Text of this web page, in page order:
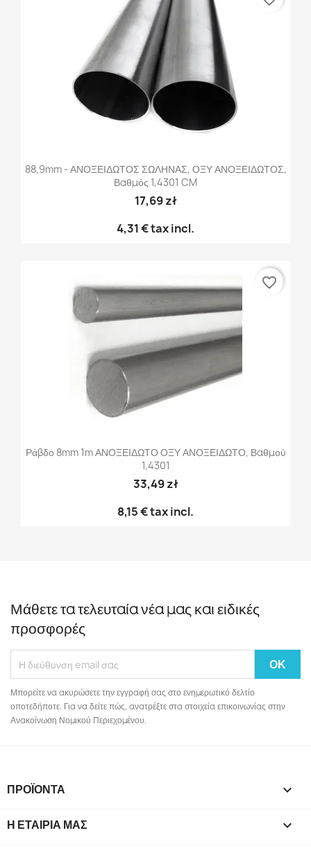
88,9mm - ΑΝΟΞΕΙΔΩΤΟΣ ΣΩΛΗΝΑΣ, ΟΞΥ ΑΝΟΞΕΙΔΩΤΟΣ,
Βαθμός 1,4301 CM
17,69 zł
4,31 €tax incl.
Ράβδο 8mm 1m ΑΝΟΞΕΙΔΩΤΟ ΟΞΥ ΑΝΟΞΕΙΔΩΤΟ, Βαθμού
1,4301
33,49 zł
8,15 €tax incl.
favorite_border
Μάθετε τα τελευταία νέα μας και ειδικές
προσφορές
Μπορείτε να ακυρώσετε την εγγραφή σας στο ενημερωτικό δελτίο
οποτεδήποτε. Για να δείτε πώς, ανατρέξτε στα στοιχεία επικοινωνίας στην
Ανακοίνωση Νομικού Περιεχομένου.
ΠΡΟΪΌΝΤΑ 
Η ΕΤΑΙΡΊΑ ΜΑΣ 